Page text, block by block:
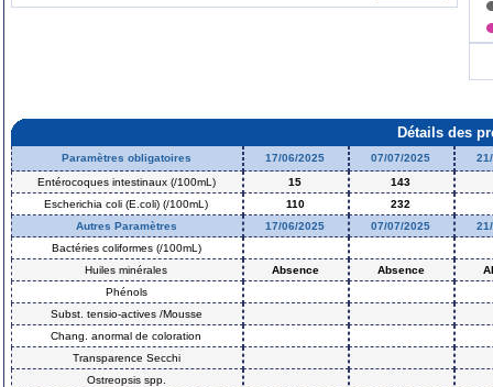
Détails des
Paramètres obligatoires 17/06/2025 07/07/2025
Entérocoques intestinaux (/100mL)
15
143
Escherichia coli (E.coli) (/100mL)
110
232
Autres Paramètres
17/06/2025 07/07/2025
Bactéries coliformes (/100mL)
Huiles minérales
Absence Absence
Phénols
Subst. tensio-actives /Mousse
Chang. anormal de coloration
Transparence Secchi
Ostreopsis spp.